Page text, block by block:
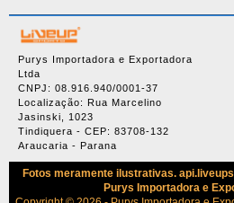
Purys Importadora e Exportadora
Ltda
CNPJ: 08.916.940/0001-37
Localização: Rua Marcelino
Jasinski, 1023
Tindiquera - CEP: 83708-132
Araucaria - Parana
Fotos meramente ilustrativas.
Purys Importadora e